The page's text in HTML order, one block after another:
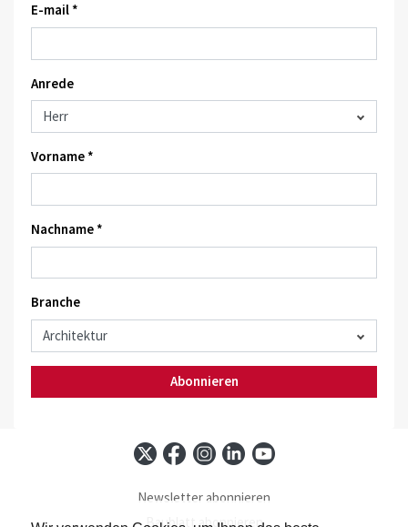
E-mail *
Anrede
Vorname *
Nachname *
Branche
Abonnieren
Newsletter abonnieren
Baublatt abonnieren